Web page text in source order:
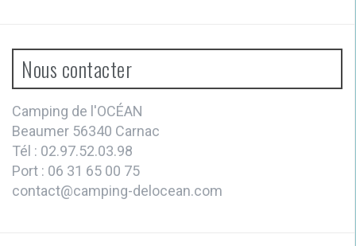
Nous contacter
Camping de l'OCÉAN
Beaumer 56340 Carnac
Tél : 02.97.52.03.98
Port : 06 31 65 00 75
contact@camping-delocean.com